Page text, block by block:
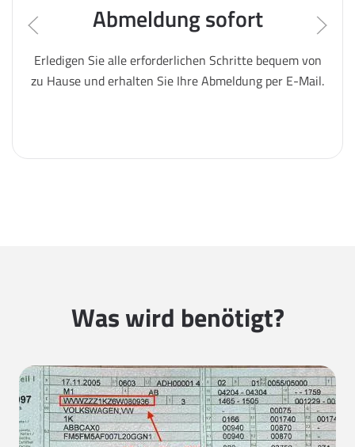
Abmeldung sofort
Erledigen Sie alle erforderlichen Schritte bequem von
zu Hause und erhalten Sie Ihre Abmeldung per E-Mail.
Was wird benötigt?